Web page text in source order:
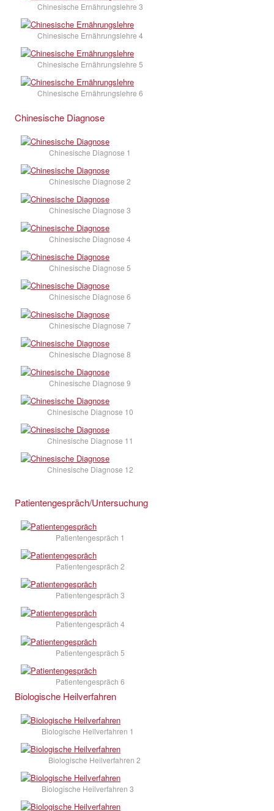
Chinesische Ernährungslehre 3
Chinesische Ernährungslehre 4
Chinesische Ernährungslehre 5
Chinesische Ernährungslehre 6
Chinesische Diagnose
Chinesische Diagnose 1
Chinesische Diagnose 2
Chinesische Diagnose 3
Chinesische Diagnose 4
Chinesische Diagnose 5
Chinesische Diagnose 6
Chinesische Diagnose 7
Chinesische Diagnose 8
Chinesische Diagnose 9
Chinesische Diagnose 10
Chinesische Diagnose 11
Chinesische Diagnose 12
Patientengespräch/Untersuchung
Patientengespräch 1
Patientengespräch 2
Patientengespräch 3
Patientengespräch 4
Patientengespräch 5
Patientengespräch 6
Biologische Heilverfahren
Biologische Heilverfahren 1
Biologische Heilverfahren 2
Biologische Heilverfahren 3